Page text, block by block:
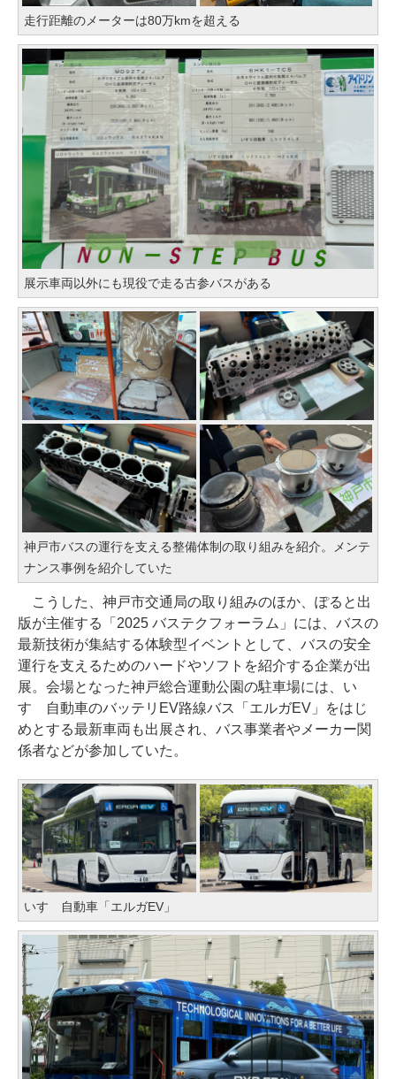
走行距離のメーターは80万kmを超える
展示車両以外にも現役で走る古参バスがある
神戸市バスの運行を支える整備体制の取り組みを紹介。メンテ
ナンス事例を紹介していた
こうした、神戸市交通局の取り組みのほか、ぽると出
版が主催する「2025 バステクフォーラム」には、バスの
最新技術が集結する体験型イベントとして、バスの安全
運行を支えるためのハードやソフトを紹介する企業が出
展。会場となった神戸総合運動公園の駐車場には、い
すゞ自動車のバッテリEV路線バス「エルガEV」をはじ
めとする最新車両も出展され、バス事業者やメーカー関
係者などが参加していた。
いすゞ自動車「エルガEV」